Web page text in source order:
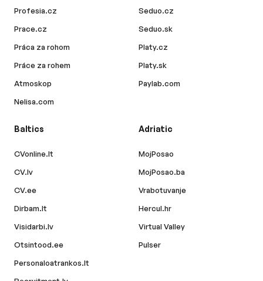
Profesia.cz
Prace.cz
Práca za rohom
Práce za rohem
Atmoskop
Nelisa.com
Seduo.cz
Seduo.sk
Platy.cz
Platy.sk
Paylab.com
Baltics
CVonline.lt
CV.lv
CV.ee
Dirbam.lt
Visidarbi.lv
Otsintood.ee
Personaloatrankos.lt
Adriatic
MojPosao
MojPosao.ba
Vrabotuvanje
Hercul.hr
Virtual Valley
Pulser